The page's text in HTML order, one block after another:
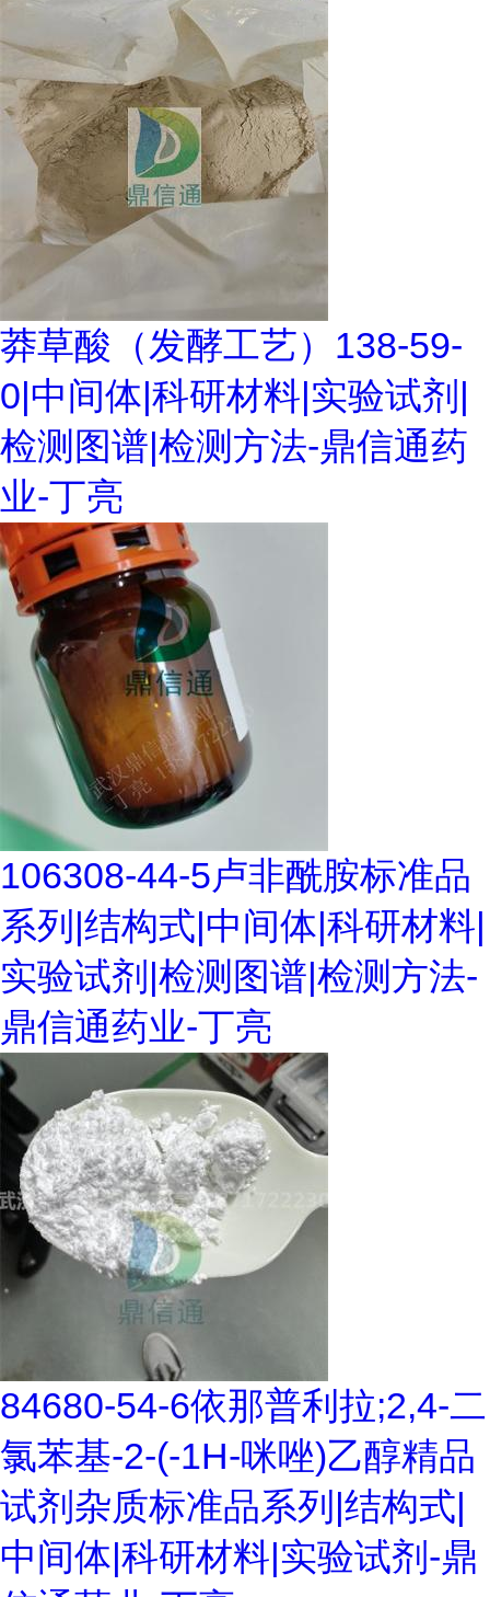
莽草酸（发酵工艺）138-59-
0|中间体|科研材料|实验试剂|
检测图谱|检测方法-鼎信通药
业-丁亮
106308-44-5卢非酰胺标准品
系列|结构式|中间体|科研材料|
实验试剂|检测图谱|检测方法-
鼎信通药业-丁亮
84680-54-6依那普利拉;2,4-二
氯苯基-2-(-1H-咪唑)乙醇精品
试剂杂质标准品系列|结构式|
中间体|科研材料|实验试剂-鼎